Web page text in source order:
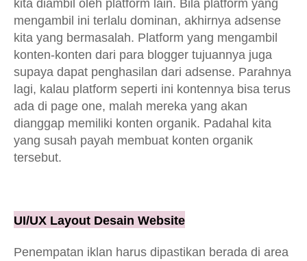
kita diambil oleh platform lain. Bila platform yang
mengambil ini terlalu dominan, akhirnya adsense
kita yang bermasalah. Platform yang mengambil
konten-konten dari para blogger tujuannya juga
supaya dapat penghasilan dari adsense. Parahnya
lagi, kalau platform seperti ini kontennya bisa terus
ada di page one, malah mereka yang akan
dianggap memiliki konten organik. Padahal kita
yang susah payah membuat konten organik
tersebut.
UI/UX Layout Desain Website
Penempatan iklan harus dipastikan berada di area